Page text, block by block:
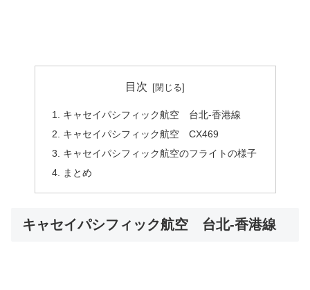
目次
キャセイパシフィック航空 台北‐香港線
キャセイパシフィック航空 CX469
キャセイパシフィック航空のフライトの様子
まとめ
キャセイパシフィック航空 台北‐香港線